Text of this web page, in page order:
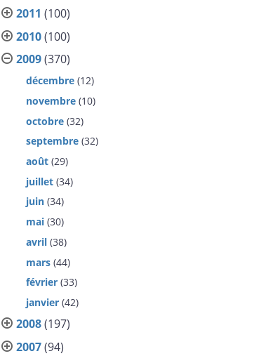
2011 (100)
2010(100)
2009(370)
décembre (12)
novembre (10)
octobre (32)
septembre (32)
août (29)
juillet (34)
juin (34)
mai (30)
avril (38)
mars (44)
février (33)
janvier (42)
2008(197)
2007(94)